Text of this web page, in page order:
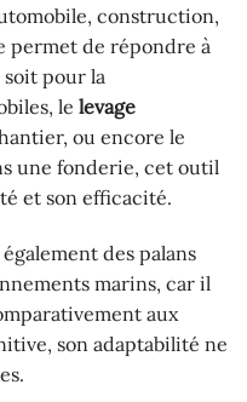
construction,
permet de répondre à
soit pour la
le levage
ou encore le
une fonderie, cet outil
et son efficacité.
des palans
marins, car il
aux
son adaptabilité ne